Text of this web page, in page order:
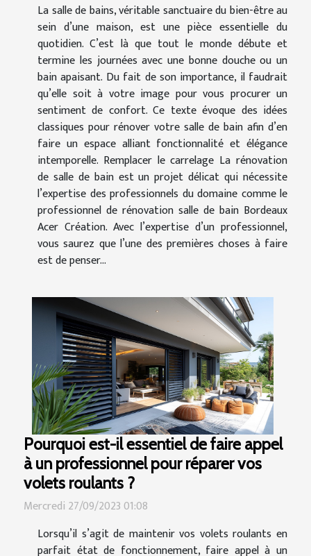
La salle de bains, véritable sanctuaire du bien-être au
sein d’une maison, est une pièce essentielle du
quotidien. C’est là que tout le monde débute et
termine les journées avec une bonne douche ou un
bain apaisant. Du fait de son importance, il faudrait
qu’elle soit à votre image pour vous procurer un
sentiment de confort. Ce texte évoque des idées
classiques pour rénover votre salle de bain afin d’en
faire un espace alliant fonctionnalité et élégance
intemporelle. Remplacer le carrelage La rénovation
de salle de bain est un projet délicat qui nécessite
l’expertise des professionnels du domaine comme le
professionnel de rénovation salle de bain Bordeaux
Acer Création. Avec l’expertise d’un professionnel,
vous saurez que l’une des premières choses à faire
est de penser...
Pourquoi est-il essentiel de faire appel
à un professionnel pour réparer vos
volets roulants ?
Mercredi 27/09/2023 01:08
Lorsqu’il s’agit de maintenir vos volets roulants en
parfait état de fonctionnement, faire appel à un